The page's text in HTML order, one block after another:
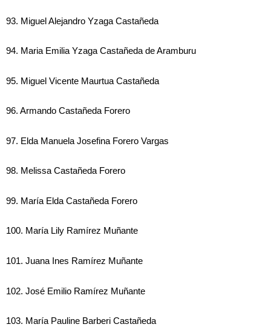
93. Miguel Alejandro Yzaga Castañeda
94. Maria Emilia Yzaga Castañeda de Aramburu
95. Miguel Vicente Maurtua Castañeda
96. Armando Castañeda Forero
97. Elda Manuela Josefina Forero Vargas
98. Melissa Castañeda Forero
99. María Elda Castañeda Forero
100. María Lily Ramírez Muñante
101. Juana Ines Ramírez Muñante
102. José Emilio Ramírez Muñante
103. María Pauline Barberi Castañeda